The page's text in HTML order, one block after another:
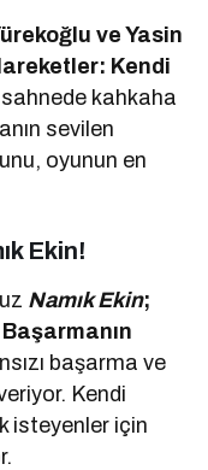
ve Yasin
Kendi
sahnede kahkaha
sevilen
oyunun en
Ekin!
Namık Ekin;
Başarmanın
başarma ve
Kendi
isteyenler için